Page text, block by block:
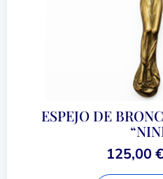
ESPEJO DE
125,00€